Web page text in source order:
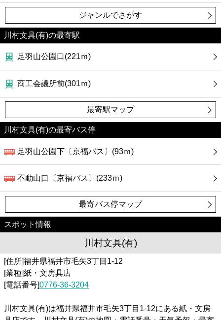
ジャンルでさがす
川村文具(有)の最寄駅
足羽山公園口(221ｍ)
商工会議所前(301ｍ)
最寄駅マップ
川村文具(有)の最寄バス停
足羽山公園下〔京福バス〕(93ｍ)
不動山口〔京福バス〕(233ｍ)
最寄バス停マップ
スポット情報
川村文具(有)
[住所]福井県福井市毛矢3丁目1-12
[業種]紙・文房具店
[電話番号]0776-36-3204
川村文具(有)は福井県福井市毛矢3丁目1-12にある紙・文房